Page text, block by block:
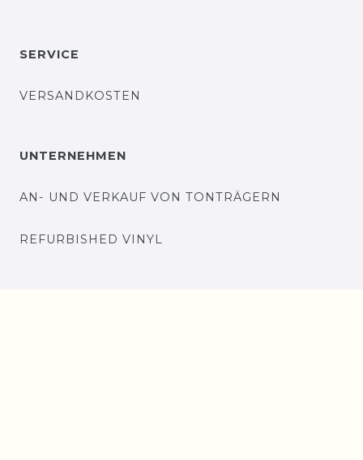
SERVICE
VERSANDKOSTEN
UNTERNEHMEN
AN- UND VERKAUF VON TONTRÄGERN
REFURBISHED VINYL